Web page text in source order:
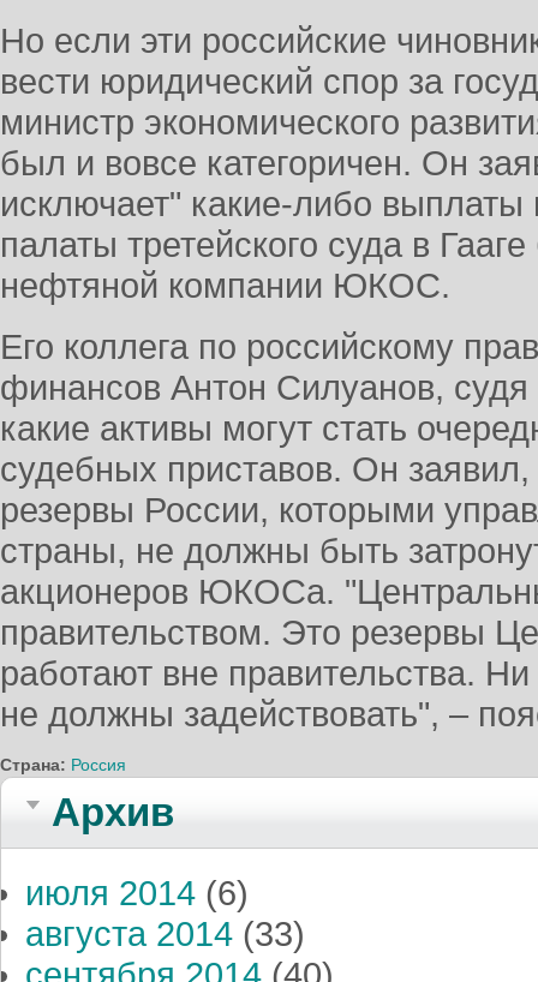
Но если эти российские
вести юридический спор за
министр экономического
был и вовсе категоричен. Он
исключает" какие-либо
палаты третейского суда в
нефтяной компании ЮКОС.
Его коллега по российскому
финансов Антон Силуанов, судя
какие активы могут стать
судебных приставов. Он
резервы России, которыми
страны, не должны быть
акционеров ЮКОСа.
правительством. Это резервы
работают вне правительства. Ни
не должны задействовать", –
Страна: Россия
Архив
июля 2014 (6)
августа 2014 (33)